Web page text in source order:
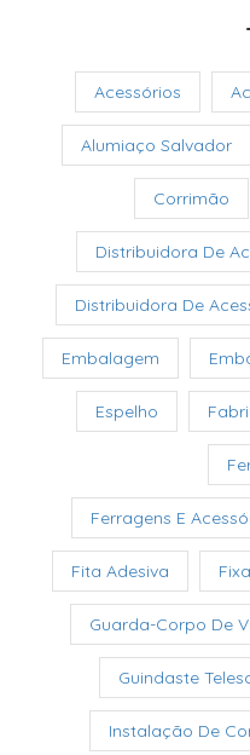
Acessórios
Alumiaço Salvador
Corrimão
Distribuidora De
Distribuidora De
Embalagem
Espelho
Ferragens E
Fita Adesiva
Guarda-Corpo De
Guindaste
Instalação De